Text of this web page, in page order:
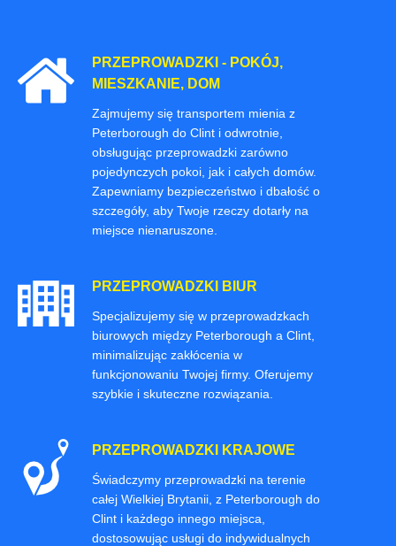
PRZEPROWADZKI - POKÓJ,
MIESZKANIE, DOM
Zajmujemy się transportem mienia z
Peterborough do Clint i odwrotnie,
obsługując przeprowadzki zarówno
pojedynczych pokoi, jak i całych domów.
Zapewniamy bezpieczeństwo i dbałość o
szczegóły, aby Twoje rzeczy dotarły na
miejsce nienaruszone.
PRZEPROWADZKI BIUR
Specjalizujemy się w przeprowadzkach
biurowych między Peterborough a Clint,
minimalizując zakłócenia w
funkcjonowaniu Twojej firmy. Oferujemy
szybkie i skuteczne rozwiązania.
PRZEPROWADZKI KRAJOWE
Świadczymy przeprowadzki na terenie
całej Wielkiej Brytanii, z Peterborough do
Clint i każdego innego miejsca,
dostosowując usługi do indywidualnych